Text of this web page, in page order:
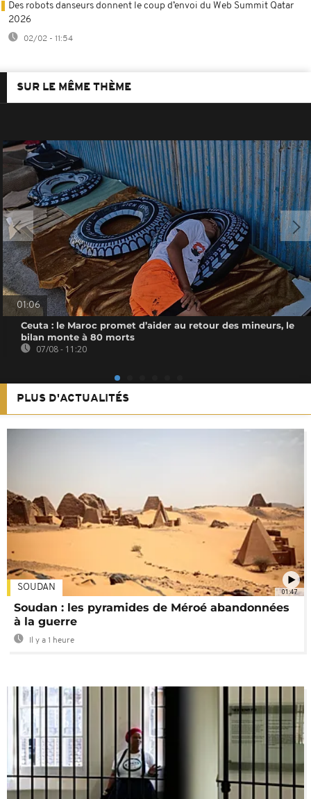
Des robots danseurs donnent le coup d’envoi du Web Summit Qatar
2026
02/02 - 11:54
SUR LE MÊME THÈME
01:06
Ceuta : le Maroc promet d’aider au retour des mineurs, le
bilan monte à 80 morts
07/08 - 11:20
PLUS D'ACTUALITÉS
01:47
SOUDAN
Soudan : les pyramides de Méroé abandonnées
à la guerre
Il y a 1 heure